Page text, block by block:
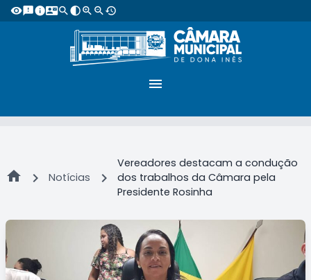
visibility feedbackinfocontact_mailsearch contrastzoom_in zoom_out restore
menu
home chevron_right Notícias chevron_right
Vereadores destacam a condução
dos trabalhos da Câmara pela
Presidente Rosinha